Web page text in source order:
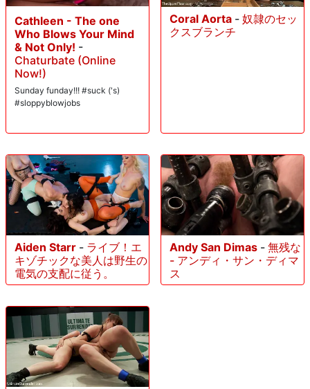
Cathleen - The one
Who Blows Your Mind
& Not Only! -
Chaturbate (Online
Now!)
Sunday funday!!! #suck ('s)
#sloppyblowjobs
Coral Aorta - 奴隷のセッ
クスブランチ
Aiden Starr - ライブ！エ
キゾチックな美人は野生の
電気の支配に従う。
Andy San Dimas - 無残な
- アンディ・サン・ディマ
ス